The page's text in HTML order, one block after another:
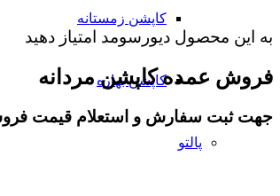
کاپشن زمستانه
کاپشن بهاره
پالتو
به این محصول دیورسومد امتیاز دهید
فروش عمده کاپشن مردانه
جهت ثبت سفارش و استعلام قیمت فروش